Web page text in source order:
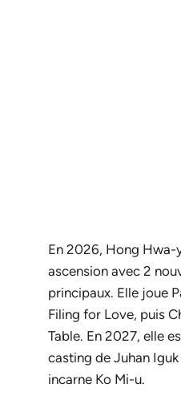
En 2026, Hong Hwa-
ascension avec 2
principaux. Elle joue
Filing for Love, puis
Table. En 2027, elle
casting de Juhan
incarne Ko Mi-u.